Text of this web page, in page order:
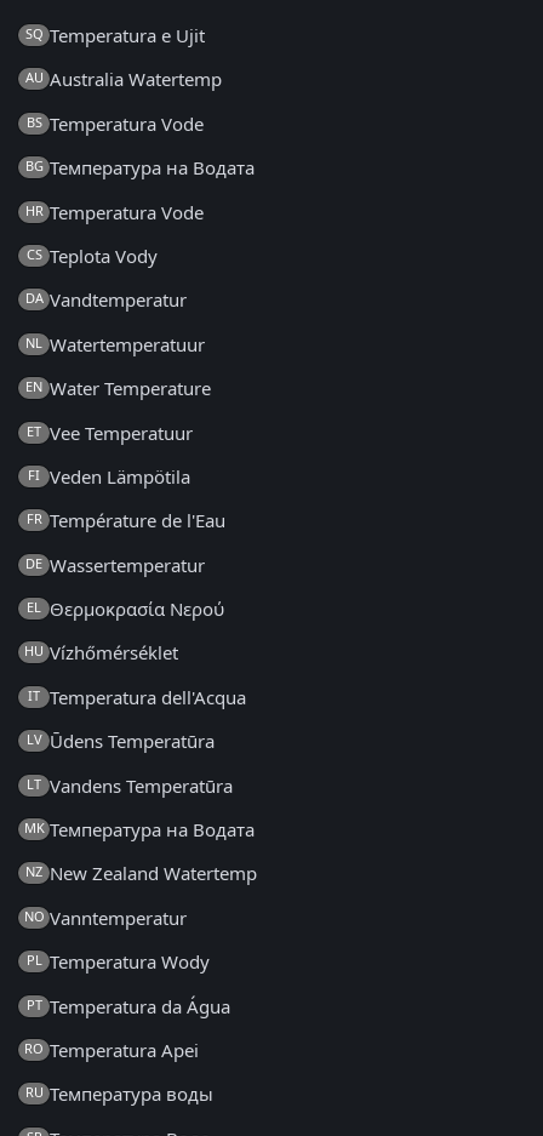
SQ Temperatura e Ujit
AU Australia Watertemp
BS Temperatura Vode
BG Температура на Водата
HR Temperatura Vode
CS Teplota Vody
DA Vandtemperatur
NL Watertemperatuur
EN Water Temperature
ET Vee Temperatuur
FI Veden Lämpötila
FR Température de l'Eau
DE Wassertemperatur
EL Θερμοκρασία Νερού
HU Vízhőmérséklet
IT Temperatura dell'Acqua
LV Ūdens Temperatūra
LT Vandens Temperatūra
MK Температура на Водата
NZ New Zealand Watertemp
NO Vanntemperatur
PL Temperatura Wody
PT Temperatura da Água
RO Temperatura Apei
RU Температура воды